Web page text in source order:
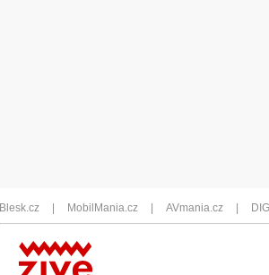
Blesk.cz MobilMania.cz AVmania.cz